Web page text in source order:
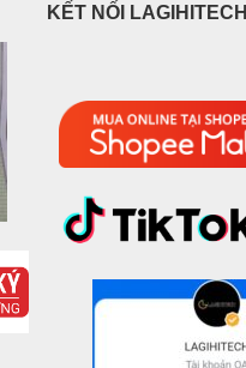
KẾT NỐI LAGIHITECH